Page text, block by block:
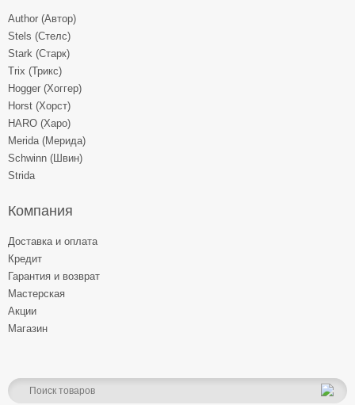
Author (Автор)
Stels (Стелс)
Stark (Старк)
Trix (Трикс)
Hogger (Хоггер)
Horst (Хорст)
HARO (Харо)
Merida (Мерида)
Schwinn (Швин)
Strida
Компания
Доставка и оплата
Кредит
Гарантия и возврат
Мастерская
Акции
Магазин